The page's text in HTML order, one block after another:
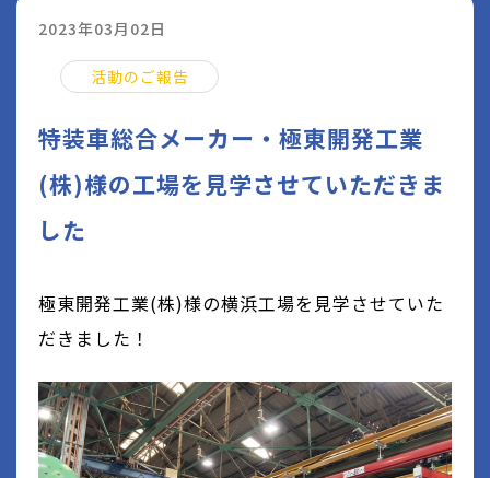
2023年03月02日
活動のご報告
特装車総合メーカー・極東開発工業
(株)様の工場を見学させていただきま
した
極東開発工業(株)様の横浜工場を見学させていた
だきました！